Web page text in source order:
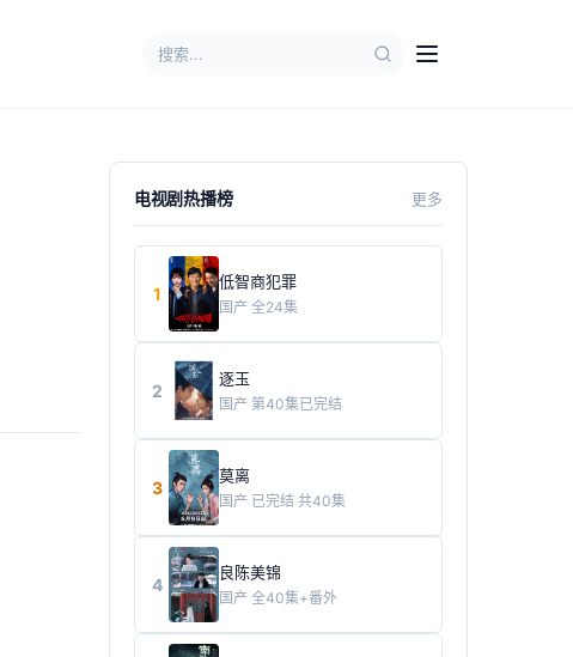
电视剧热播榜 更多
1
低智商犯罪
国产 全24集
2
逐玉
国产 第40集已完结
3
莫离
国产 已完结 共40集
4
良陈美锦
国产 全40集+番外